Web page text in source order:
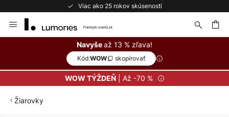
to
Navyšeaž 13 % zľava!
Kód:WOW skopírovať
WOW TÝŽDEŇ| Až -70 %
Žiarovky